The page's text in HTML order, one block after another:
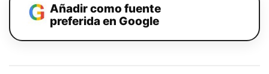
Añadir como fuente
preferida en Google